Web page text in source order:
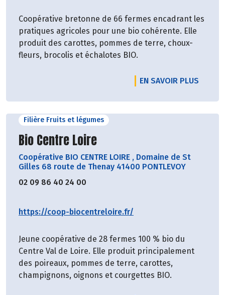
Coopérative bretonne de 66 fermes encadrant les
pratiques agricoles pour une bio cohérente. Elle
produit des carottes, pommes de terre, choux-
fleurs, brocolis et échalotes BIO.
EN SAVOIR PLUS
Filière Fruits et légumes
Découvrir le producteur
Bio Centre Loire
Coopérative BIO CENTRE LOIRE , Domaine de St
Gilles 68 route de Thenay 41400 PONTLEVOY
02 09 86 40 24 00
https://coop-biocentreloire.fr/
Jeune coopérative de 28 fermes 100 % bio du
Centre Val de Loire. Elle produit principalement
des poireaux, pommes de terre, carottes,
champignons, oignons et courgettes BIO.